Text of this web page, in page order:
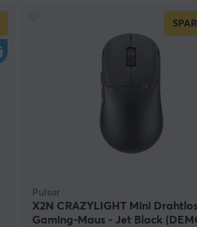
Pulsar
X2N CRAZYLIGHT Mini
Gaming-Maus - Jet Black